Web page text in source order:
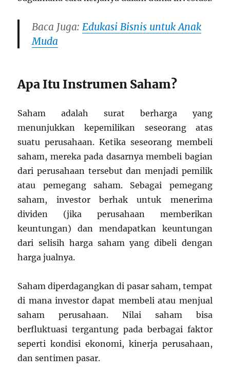
Baca Juga: Edukasi Bisnis untuk Anak
Muda
Apa Itu Instrumen Saham?
Saham adalah surat berharga yang
menunjukkan kepemilikan seseorang atas
suatu perusahaan. Ketika seseorang membeli
saham, mereka pada dasarnya membeli bagian
dari perusahaan tersebut dan menjadi pemilik
atau pemegang saham. Sebagai pemegang
saham, investor berhak untuk menerima
dividen (jika perusahaan memberikan
keuntungan) dan mendapatkan keuntungan
dari selisih harga saham yang dibeli dengan
harga jualnya.
Saham diperdagangkan di pasar saham, tempat
di mana investor dapat membeli atau menjual
saham perusahaan. Nilai saham bisa
berfluktuasi tergantung pada berbagai faktor
seperti kondisi ekonomi, kinerja perusahaan,
dan sentimen pasar.